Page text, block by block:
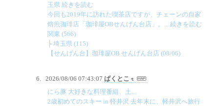
玉県 続きを読む
今回も2019年に訪れた喫茶店ですが、チェーンの自家
焙煎珈琲店「珈琲屋OBせんげん台店」。... 続きを読む
関東 (566)
├ 埼玉県 (115)
【せんげん台】珈琲屋OB せんげん台店 (08/06)
2026/08/06 07:43:07 ぱくとこ
にら豚 大好きな料理番組、土...
2歳初めてのスキー in 軽井沢 去年末に、軽井沢へ旅行